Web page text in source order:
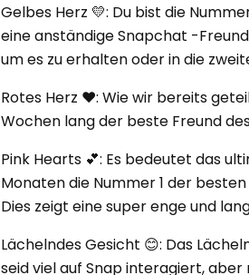
Gelbes Herz 💛: Du bist die
eine anständige Snapchat -
um es zu erhalten oder in die
Rotes Herz ❤️: Wie wir bereits
Wochen lang der beste Freund
Pink Hearts 💕: Es bedeutet das
Monaten die Nummer 1 der
Dies zeigt eine super enge und
Lächelndes Gesicht 😊: Das
seid viel auf Snap interagiert, aber